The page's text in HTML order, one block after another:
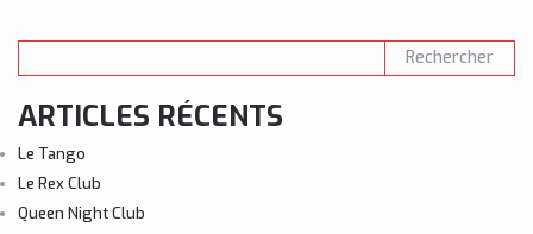
ARTICLES RÉCENTS
Le Tango
Le Rex Club
Queen Night Club